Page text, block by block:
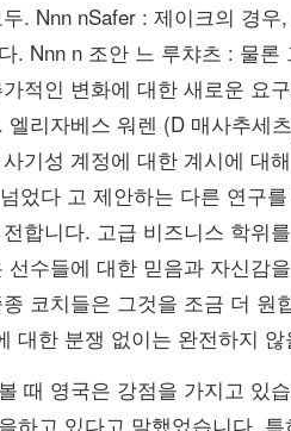
. Nnn nSafer : 제이크의 경
. Nnn n 조안 느 루챠츠 : 물
적인 변화에 대한 새로운 요
엘리자베스 워렌 (D 매사추세
기성 계정에 대한 계시에 대
었다 고 제안하는 다른 연구
합니다. 고급 비즈니스 학위
선수들에 대한 믿음과 자신감
코치들은 그것을 조금 더
대한 분쟁 없이는 완전하지
때 영국은 강점을 가지고 있
하고 있다고 말했었습니다.